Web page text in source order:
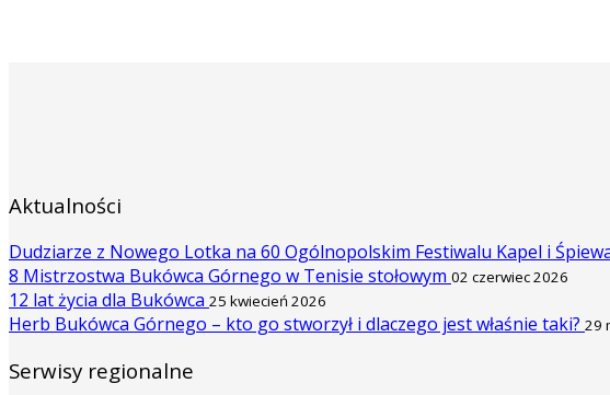
Aktualności
Dudziarze z Nowego Lotka na 60 Ogólnopolskim Festiwalu Kapel i
8 Mistrzostwa Bukówca Górnego w Tenisie stołowym 02 czerwiec 2026
12 lat życia dla Bukówca 25 kwiecień 2026
Herb Bukówca Górnego – kto go stworzył i dlaczego jest właśnie taki? 29
Serwisy regionalne